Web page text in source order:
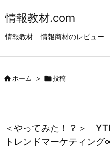
情報教材.com
情報教材 情報商材のレビュ
ホーム > 投稿
＜やってみた！？＞
トレンドマーケティン